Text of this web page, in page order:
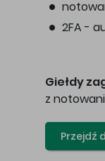
2FA -
Giełdy
z
Przejdź